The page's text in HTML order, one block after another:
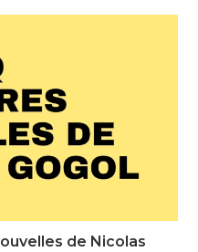
de Nicolas